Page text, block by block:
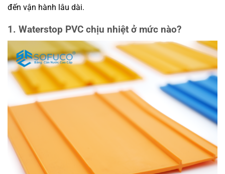
đến vận hành lâu dài.
1. Waterstop PVC chịu nhiệt ở mức nào?